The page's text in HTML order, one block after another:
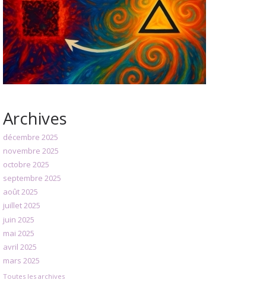
Archives
décembre 2025
novembre 2025
octobre 2025
septembre 2025
août 2025
juillet 2025
juin 2025
mai 2025
avril 2025
mars 2025
Toutes les archives